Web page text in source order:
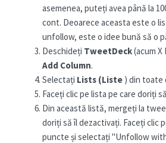
asemenea, puteți avea până la
cont. Deoarece aceasta este o
unfollow, este o idee bună să o
Deschideți TweetDeck(acum
Add Column.
Selectați Lists (Liste ) din toate
Faceți clic pe lista pe care doriți
Din această listă, mergeți la
doriți să îl dezactivați. Faceți clic
puncte și selectați "Unfollow